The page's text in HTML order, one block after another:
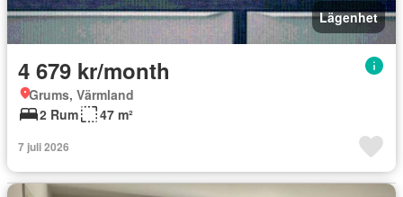
Lägenhet
4 679 kr/month
Grums, Värmland
2 Rum
47 m²
7 juli 2026